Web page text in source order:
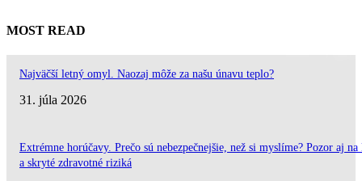
MOST READ
Najväčší letný omyl. Naozaj môže za našu únavu teplo?
31. júla 2026
Extrémne horúčavy. Prečo sú nebezpečnejšie, než si myslíme? Pozor aj
a skryté zdravotné riziká